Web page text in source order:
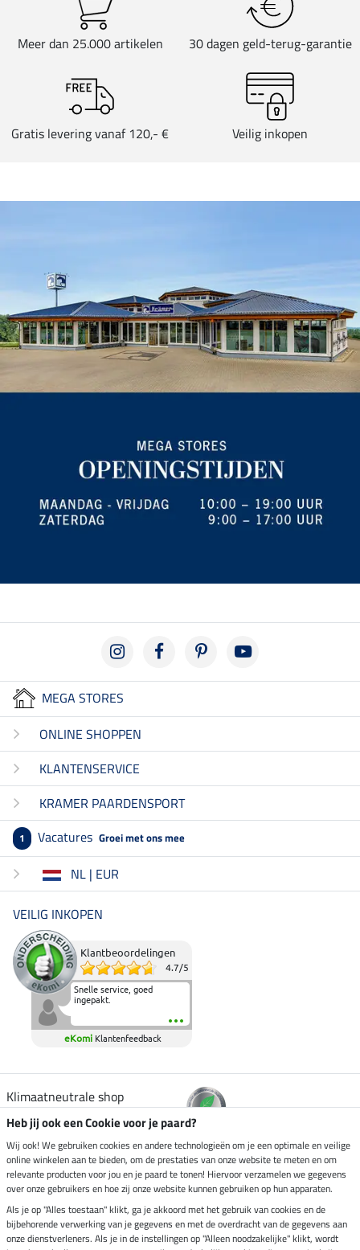
Meer dan 25.000 artikelen 30 dagen geld-terug-garantie
Gratis levering vanaf 120,- € Veilig inkopen
MEGA STORES
ONLINE SHOPPEN
KLANTENSERVICE
KRAMER PAARDENSPORT
1 Vacatures Groei met ons mee
NL | EUR
VEILIG INKOPEN
Klantbeoordelingen
4.7/5
Snelle service, goed
ingepakt.
eKomi Klantenfeedback
Klimaatneutrale shop
Verzending per
Veilig betalen met
Heb jij ook een Cookie voor je paard?
Wij ook! We gebruiken cookies en andere technologieën om je een optimale en veilige
online winkelen aan te bieden, om de prestaties van onze website te meten en om
relevante producten voor jou en je paard te tonen! Hiervoor verzamelen we gegevens
over onze gebruikers en hoe zij onze website kunnen gebruiken op hun apparaten.
Als je op "Alles toestaan" klikt, ga je akkoord met het gebruik van cookies en de
bijbehorende verwerking van je gegevens en met de overdracht van de gegevens aan
onze dienstverleners. Als je in de instellingen op "Alleen noodzakelijke" klikt, wordt